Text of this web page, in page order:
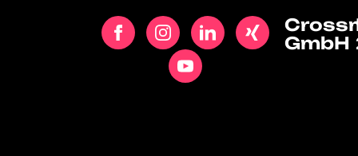
GmbH